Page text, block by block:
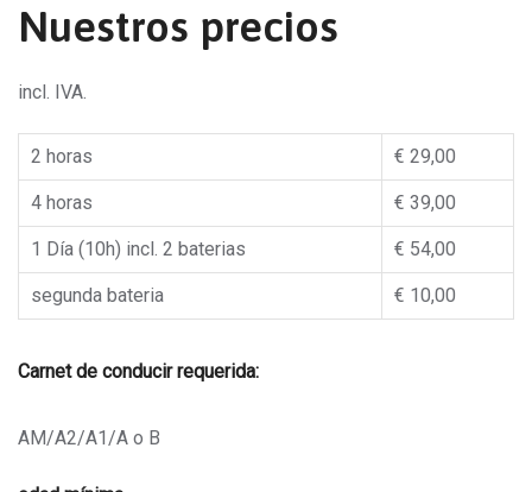
Nuestros precios
incl. IVA.
2 horas € 29,00
4 horas € 39,00
1 Día (10h) incl. 2 baterias € 54,00
segunda bateria € 10,00
Carnet de conducir requerida:
AM/A2/A1/A o B